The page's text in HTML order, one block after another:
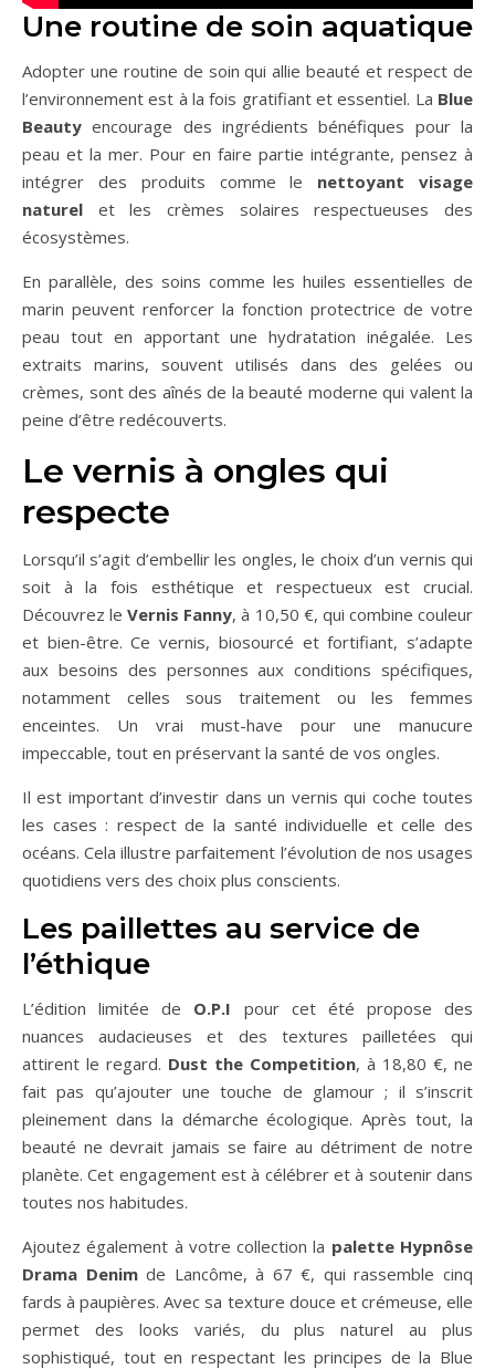
Une routine de soin aquatique
Adopter une routine de soin qui allie beauté et respect de
l’environnement est à la fois gratifiant et essentiel. La Blue
Beauty encourage des ingrédients bénéfiques pour la
peau et la mer. Pour en faire partie intégrante, pensez à
intégrer des produits comme le nettoyant visage
naturel et les crèmes solaires respectueuses des
écosystèmes.
En parallèle, des soins comme les huiles essentielles de
marin peuvent renforcer la fonction protectrice de votre
peau tout en apportant une hydratation inégalée. Les
extraits marins, souvent utilisés dans des gelées ou
crèmes, sont des aînés de la beauté moderne qui valent la
peine d’être redécouverts.
Le vernis à ongles qui
respecte
Lorsqu’il s’agit d’embellir les ongles, le choix d’un vernis qui
soit à la fois esthétique et respectueux est crucial.
Découvrez leVernis Fanny, à 10,50 €, qui combine couleur
et bien-être. Ce vernis, biosourcé et fortifiant, s’adapte
aux besoins des personnes aux conditions spécifiques,
notamment celles sous traitement ou les femmes
enceintes. Un vrai must-have pour une manucure
impeccable, tout en préservant la santé de vos ongles.
Il est important d’investir dans un vernis qui coche toutes
les cases : respect de la santé individuelle et celle des
océans. Cela illustre parfaitement l’évolution de nos usages
quotidiens vers des choix plus conscients.
Les paillettes au service de
l’éthique
L’édition limitée de O.P.I pour cet été propose des
nuances audacieuses et des textures pailletées qui
attirent le regard. Dust the Competition, à 18,80 €, ne
fait pas qu’ajouter une touche de glamour ; il s’inscrit
pleinement dans la démarche écologique. Après tout, la
beauté ne devrait jamais se faire au détriment de notre
planète. Cet engagement est à célébrer et à soutenir dans
toutes nos habitudes.
Ajoutez également à votre collection la palette Hypnôse
Drama Denimde Lancôme, à 67 €, qui rassemble cinq
fards à paupières. Avec sa texture douce et crémeuse, elle
permet des looks variés, du plus naturel au plus
sophistiqué, tout en respectant les principes de la Blue